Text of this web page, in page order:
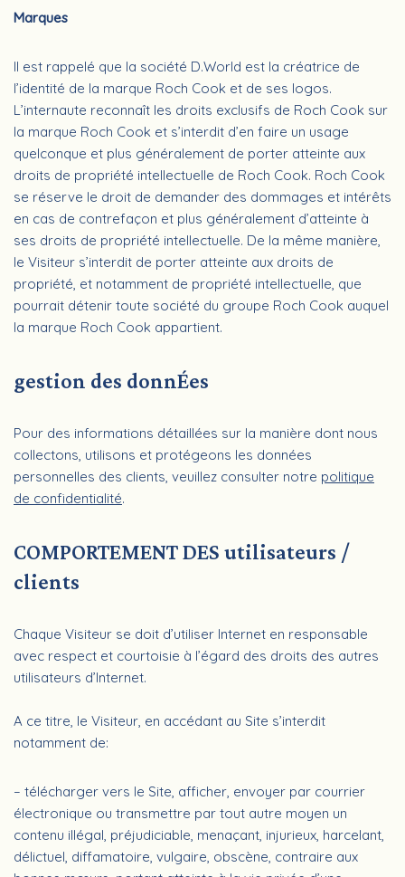
Marques
Il est rappelé que la société D.World est la créatrice de
l’identité de la marque Roch Cook et de ses logos.
L’internaute reconnaît les droits exclusifs de Roch Cook sur
la marque Roch Cook et s’interdit d’en faire un usage
quelconque et plus généralement de porter atteinte aux
droits de propriété intellectuelle de Roch Cook. Roch Cook
se réserve le droit de demander des dommages et intérêts
en cas de contrefaçon et plus généralement d’atteinte à
ses droits de propriété intellectuelle. De la même manière,
le Visiteur s’interdit de porter atteinte aux droits de
propriété, et notamment de propriété intellectuelle, que
pourrait détenir toute société du groupe Roch Cook auquel
la marque Roch Cook appartient.
gestion des donnÉes
Pour des informations détaillées sur la manière dont nous
collectons, utilisons et protégeons les données
personnelles des clients, veuillez consulter notre politique
de confidentialité.
COMPORTEMENT DES utilisateurs /
clients
Chaque Visiteur se doit d’utiliser Internet en responsable
avec respect et courtoisie à l’égard des droits des autres
utilisateurs d’Internet.
A ce titre, le Visiteur, en accédant au Site s’interdit
notamment de:
– télécharger vers le Site, afficher, envoyer par courrier
électronique ou transmettre par tout autre moyen un
contenu illégal, préjudiciable, menaçant, injurieux, harcelant,
délictuel, diffamatoire, vulgaire, obscène, contraire aux